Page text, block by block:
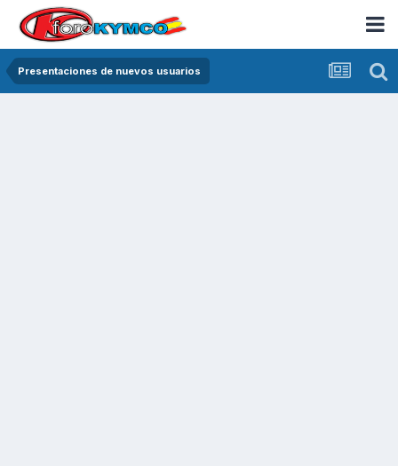
Presentaciones de nuevos usuarios